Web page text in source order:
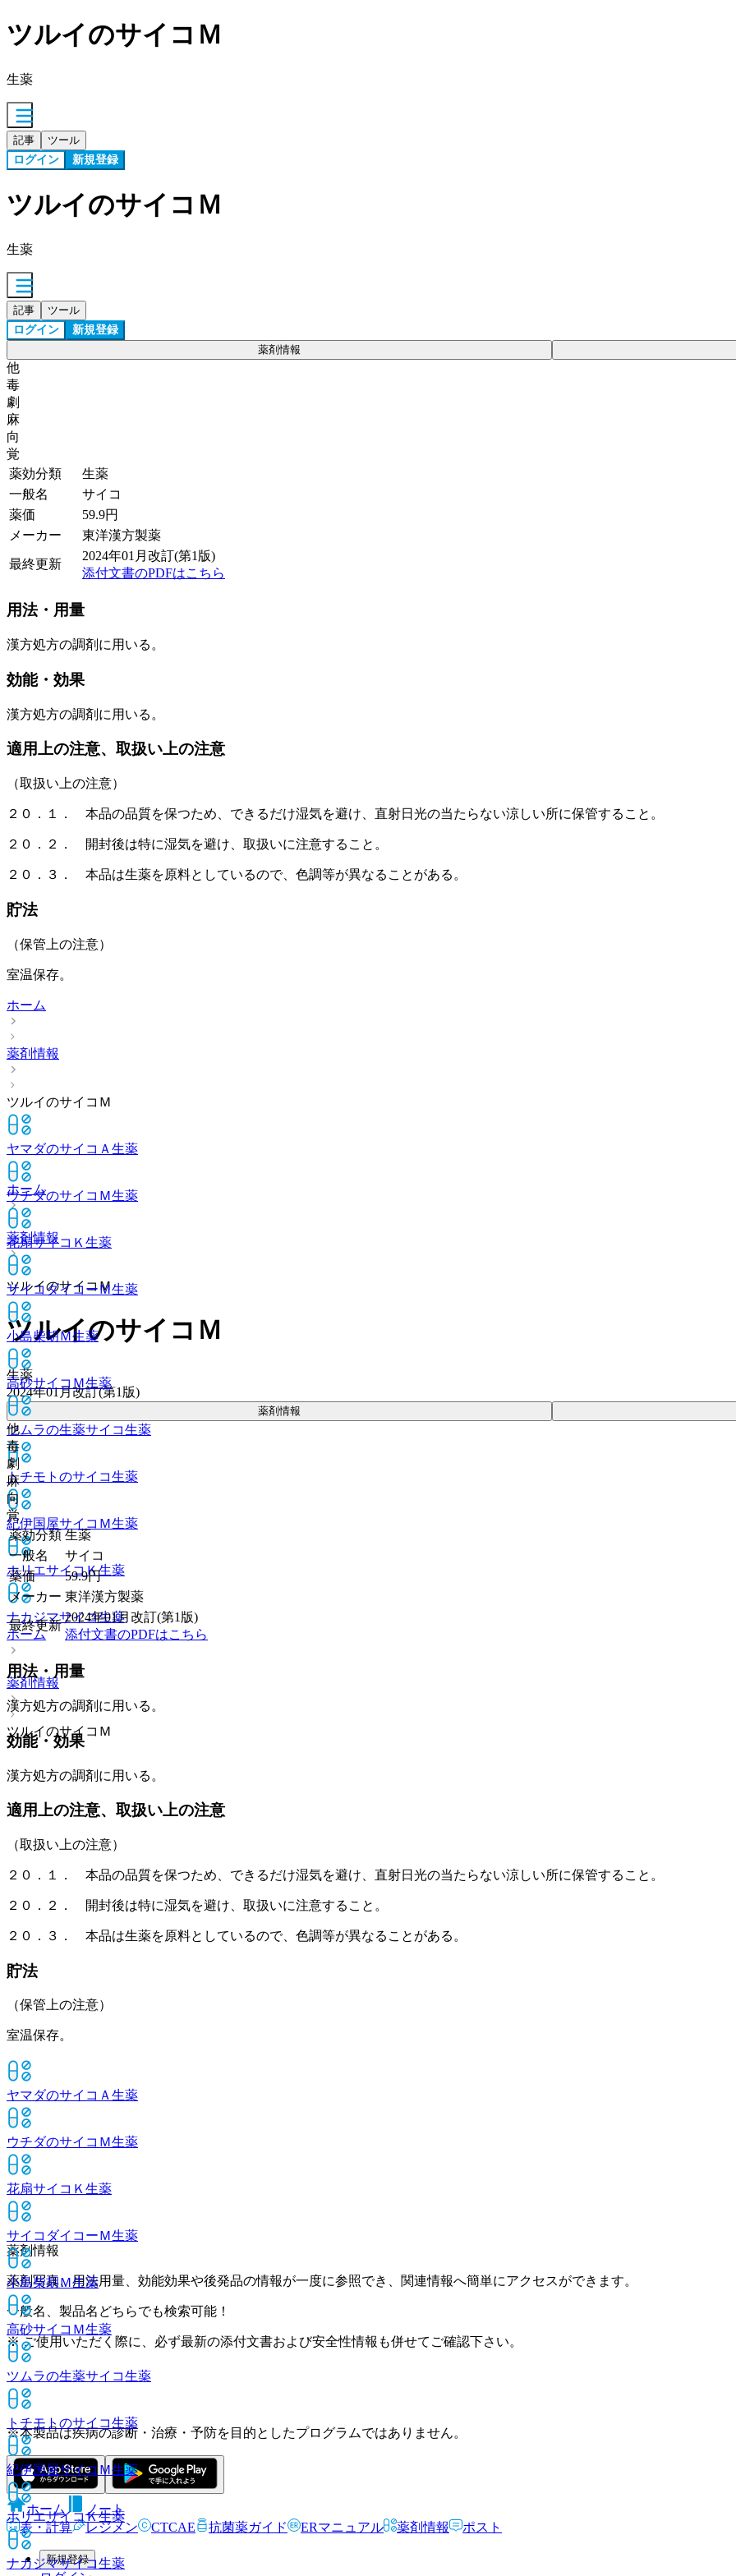
ツルイのサイコＭ
生薬
記事 ツール
ログイン 新規登録
ツルイのサイコＭ
生薬
記事 ツール
ログイン 新規登録
薬剤情報
他
毒
劇
麻
向
覚
薬効分類
生薬
一般名
サイコ
薬価
59.9円
メーカー
東洋漢方製薬
最終更新
2024年01月改訂(第1版)
添付文書のPDFはこちら
用法・用量
漢方処方の調剤に用いる。
効能・効果
漢方処方の調剤に用いる。
適用上の注意、取扱い上の注意
（取扱い上の注意）
２０．１． 本品の品質を保つため、できるだけ湿気を避け、直射日光の当たらない涼しい所に保管すること。
２０．２． 開封後は特に湿気を避け、取扱いに注意すること。
２０．３． 本品は生薬を原料としているので、色調等が異なることがある。
貯法
（保管上の注意）
室温保存。
ホーム
薬剤情報
ツルイのサイコＭ
ヤマダのサイコＡ 生薬
ウチダのサイコＭ生薬
花扇サイコＫ 生薬
サイコダイコーＭ生薬
小島柴胡Ｍ生薬
高砂サイコＭ生薬
ツムラの生薬サイコ生薬
トチモトのサイコ生薬
紀伊国屋サイコＭ生薬
ホリエサイコＫ生薬
ナカジマサイコ生薬
ホーム
薬剤情報
ツルイのサイコＭ
ホーム
薬剤情報
ツルイのサイコＭ
ツルイのサイコＭ
生薬
2024年01月改訂(第1版)
薬剤情報
他
毒
劇
麻
向
覚
薬効分類 生薬
一般名
サイコ
薬価
59.9円
メーカー 東洋漢方製薬
最終更新
2024年01月改訂(第1版)
添付文書のPDFはこちら
用法・用量
漢方処方の調剤に用いる。
効能・効果
漢方処方の調剤に用いる。
適用上の注意、取扱い上の注意
（取扱い上の注意）
２０．１． 本品の品質を保つため、できるだけ湿気を避け、直射日光の当たらない涼しい所に保管すること。
２０．２． 開封後は特に湿気を避け、取扱いに注意すること。
２０．３． 本品は生薬を原料としているので、色調等が異なることがある。
貯法
（保管上の注意）
室温保存。
ヤマダのサイコＡ 生薬
ウチダのサイコＭ生薬
花扇サイコＫ 生薬
サイコダイコーＭ生薬
小島柴胡Ｍ生薬
高砂サイコＭ生薬
ツムラの生薬サイコ生薬
トチモトのサイコ生薬
紀伊国屋サイコＭ生薬
ホリエサイコＫ生薬
ナカジマサイコ生薬
薬剤情報
薬剤写真、用法用量、効能効果や後発品の情報が一度に参照でき、関連情報へ簡単にアクセスができます。
一般名、製品名どちらでも検索可能！
※ ご使用いただく際に、必ず最新の添付文書および安全性情報も併せてご確認下さい。
※本製品は疾病の診断・治療・予防を目的としたプログラムではありません。
ホーム
ノート
表・計算
レジメン CTCAE 抗菌薬ガイド ERマニュアル 薬剤情報 ポスト
新規登録